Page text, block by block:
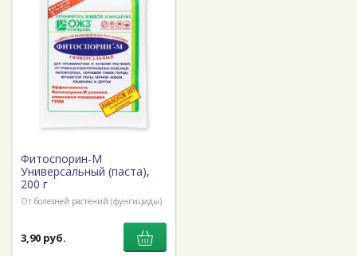
Фитоспорин-М
Универсальный (паста),
200 г
От болезней растений (фунгициды)
3,90 руб.